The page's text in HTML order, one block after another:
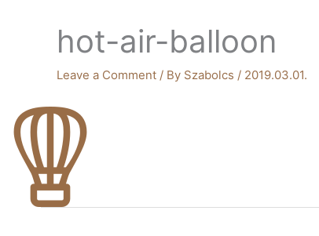
hot-air-balloon
Leave a Comment / By Szabolcs / 2019.03.01.